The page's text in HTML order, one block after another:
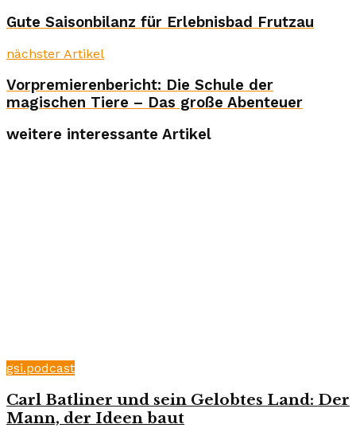
Gute Saisonbilanz für Erlebnisbad Frutzau
nächster Artikel
Vorpremierenbericht: Die Schule der
magischen Tiere – Das große Abenteuer
weitere interessante Artikel
gsi.podcast
Carl Batliner und sein Gelobtes Land: Der
Mann, der Ideen baut